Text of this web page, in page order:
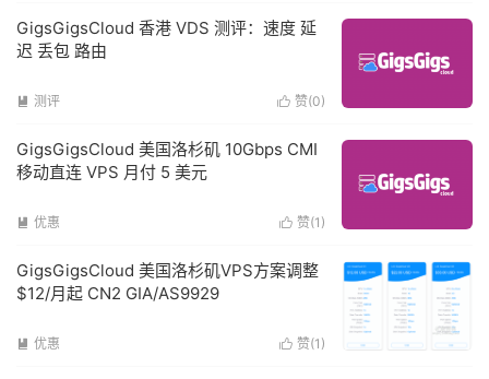
GigsGigsCloud 香港 VDS 测评：速度 延
迟 丢包 路由
 赞(0)
 测评
GigsGigsCloud 美国洛杉矶 10Gbps CMI
移动直连 VPS 月付 5 美元
 赞(1 )
 优惠
GigsGigsCloud 美国洛杉矶VPS方案调整
$12/月起 CN2 GIA/AS9929
 赞(1 )
 优惠